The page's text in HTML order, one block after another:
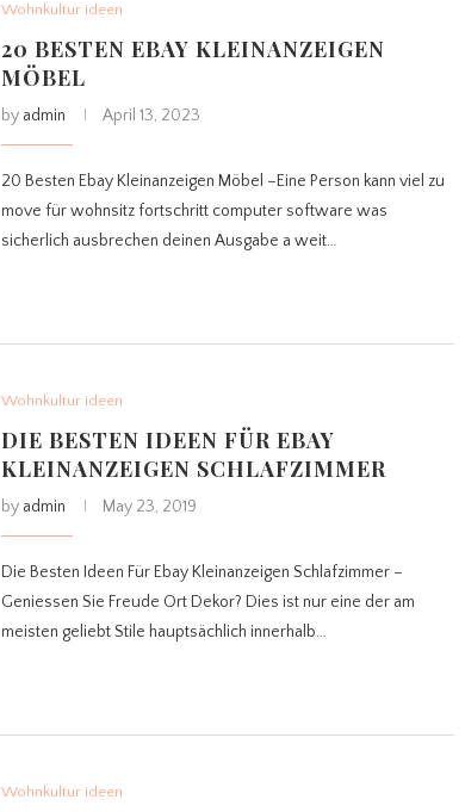
Wohnkultur ideen
20 BESTEN EBAY KLEINANZEIGEN
MÖBEL
by admin April 13, 2023
20 Besten Ebay Kleinanzeigen Möbel –Eine Person kann viel zu
move für wohnsitz fortschritt computer software was
sicherlich ausbrechen deinen Ausgabe a weit…
Wohnkultur ideen
DIE BESTEN IDEEN FÜR EBAY
KLEINANZEIGEN SCHLAFZIMMER
by admin May 23, 2019
Die Besten Ideen Für Ebay Kleinanzeigen Schlafzimmer –
Geniessen Sie Freude Ort Dekor? Dies ist nur eine der am
meisten geliebt Stile hauptsächlich innerhalb…
Wohnkultur ideen